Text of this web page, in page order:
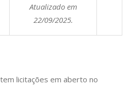
Atualizado em
22/09/2025.
licitações em aberto no